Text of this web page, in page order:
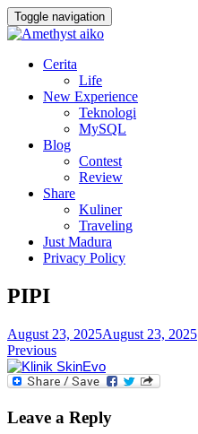
Toggle navigation
Cerita
Life
New Experience
Teknologi
MySQL
Blog
Contest
Review
Share
Kuliner
Traveling
Just Madura
Privacy Policy
PIPI
August 23, 2025August 23, 2025
Previous
Leave a Reply